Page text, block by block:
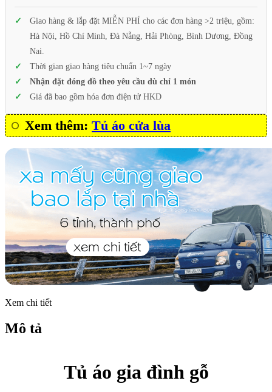
Giao hàng & lắp đặt MIỄN PHÍ cho các đơn hàng >2 triệu, gồm:
Hà Nội, Hồ Chí Minh, Đà Nẵng, Hải Phòng, Bình Dương, Đồng
Nai.
Thời gian giao hàng tiêu chuẩn 1~7 ngày
Nhận đặt đóng đồ theo yêu cầu dù chỉ 1 món
Giá đã bao gồm hóa đơn điện tử HKD
Xem thêm: Tủ áo cửa lùa
Xem chi tiết
Mô tả
Tủ áo gia đình gỗ